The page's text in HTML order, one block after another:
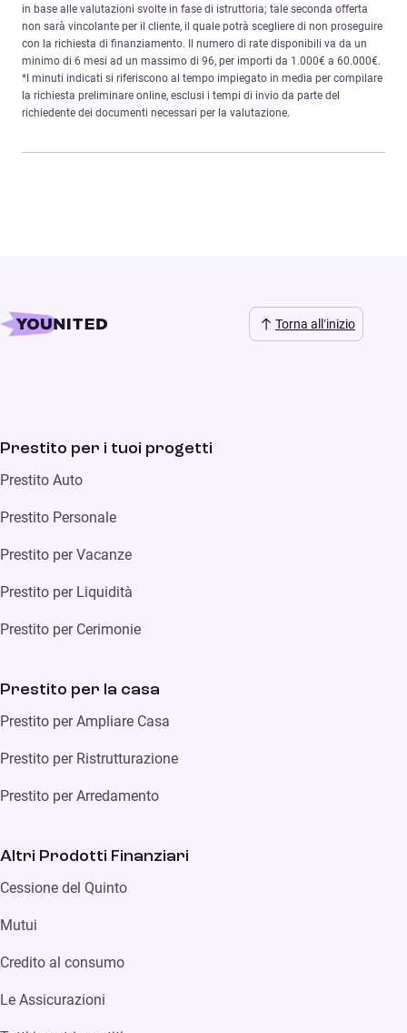
in base alle valutazioni svolte in fase di istruttoria; tale seconda offerta
non sarà vincolante per il cliente, il quale potrà scegliere di non proseguire
con la richiesta di finanziamento. Il numero di rate disponibili va da un
minimo di 6 mesi ad un massimo di 96, per importi da 1.000€ a 60.000€.
*I minuti indicati si riferiscono al tempo impiegato in media per compilare
la richiesta preliminare online, esclusi i tempi di invio da parte del
richiedente dei documenti necessari per la valutazione.
Torna all’inizio
Prestito per i tuoi progetti
Prestito Auto
Prestito Personale
Prestito per Vacanze
Prestito per Liquidità
Prestito per Cerimonie
Prestito per la casa
Prestito per Ampliare Casa
Prestito per Ristrutturazione
Prestito per Arredamento
Altri Prodotti Finanziari
Cessione del Quinto
Mutui
Credito al consumo
Le Assicurazioni